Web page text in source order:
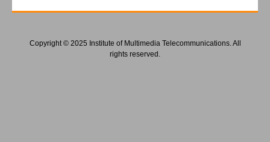
Copyright © 2025 Institute of Multimedia Telecommunications. All
rights reserved.